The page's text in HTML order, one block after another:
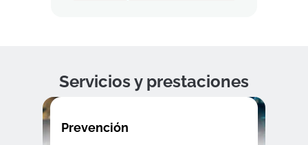
Servicios y prestaciones
Prevención